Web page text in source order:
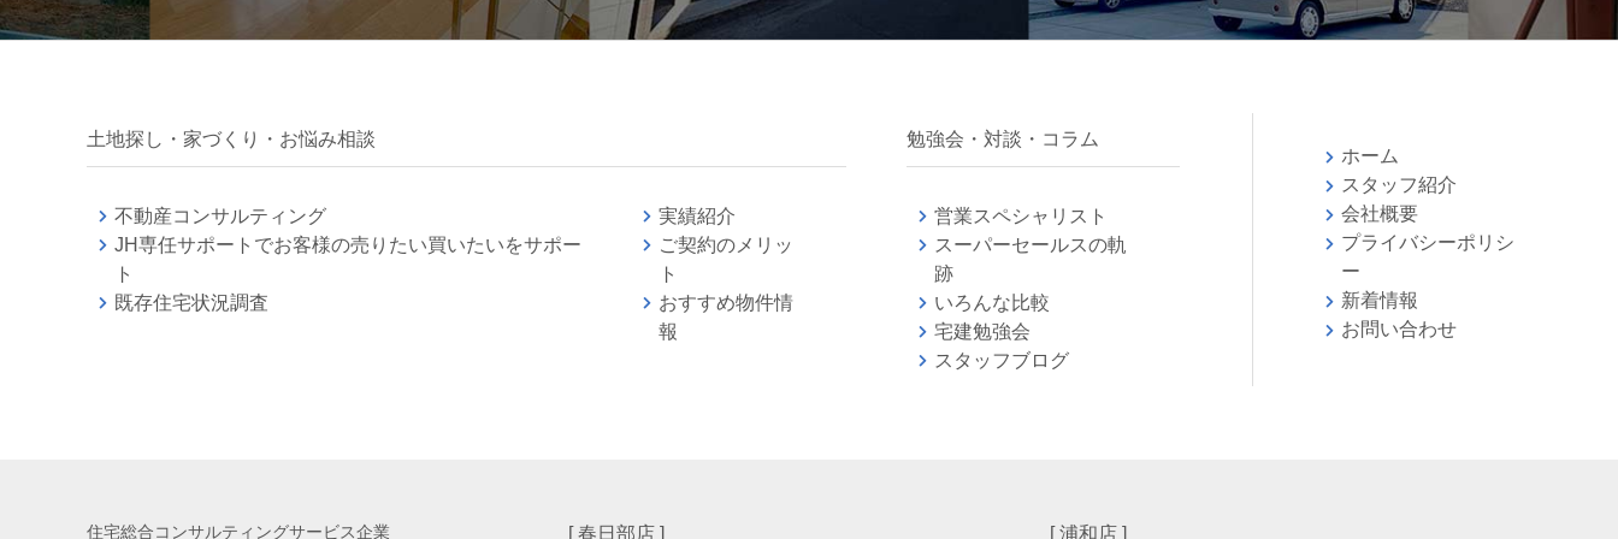
土地探し・家づくり・お悩み相談
不動産コンサルティング
JH専任サポートでお客様の売りたい買いたいをサポー
ト
既存住宅状況調査
実績紹介
ご契約のメリッ
ト
おすすめ物件情
報
勉強会・対談・コラム
営業スペシャリスト
スーパーセールスの軌
跡
いろんな比較
宅建勉強会
スタッフブログ
ホーム
スタッフ紹介
会社概要
プライバシーポリシ
ー
新着情報
お問い合わせ
住宅総合コンサルティングサービス企業 [ 春日部店 ] [ 浦和店 ]